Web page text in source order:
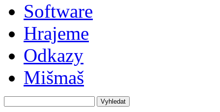
Software
Hrajeme
Odkazy
Mišmaš